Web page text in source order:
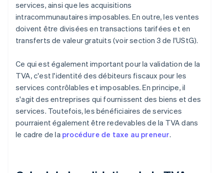
services, ainsi que les acquisitions
intracommunautaires imposables. En outre, les ventes
doivent être divisées en transactions tarifées et en
transferts de valeur gratuits (voir section 3 de l'UStG).
Ce qui est également important pour la validation de la
TVA, c'est l'identité des débiteurs fiscaux pour les
services contrôlables et imposables. En principe, il
s'agit des entreprises qui fournissent des biens et des
services. Toutefois, les bénéficiaires de services
pourraient également être redevables de la TVA dans
le cadre de la procédure de taxe au preneur.